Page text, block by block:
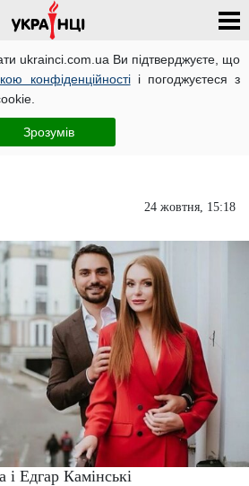
ukrainci.com.ua Ви підтверджуєте, що
конфіденційностіі погоджуєтеся з
Зрозумів
Слава та Едгар Камінські
в сім'ю
24 жовтня, 15:18
і Едгар Камінські